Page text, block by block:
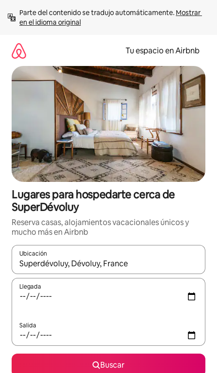
contenido
Parte del contenido se tradujo automáticamente. Mostrar
en el idioma original
Tu espacio en Airbnb
Lugares para hospedarte cerca de
SuperDévoluy
Reserva casas, alojamientos vacacionales únicos y
mucho más en Airbnb
Ubicación
Cuando los resultados estén disponibles, podrás navegar
Llegada
Salida
Buscar